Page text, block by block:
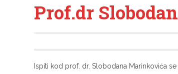
Prof.dr
Ispiti kod prof. dr. Slobodana Marinkovića